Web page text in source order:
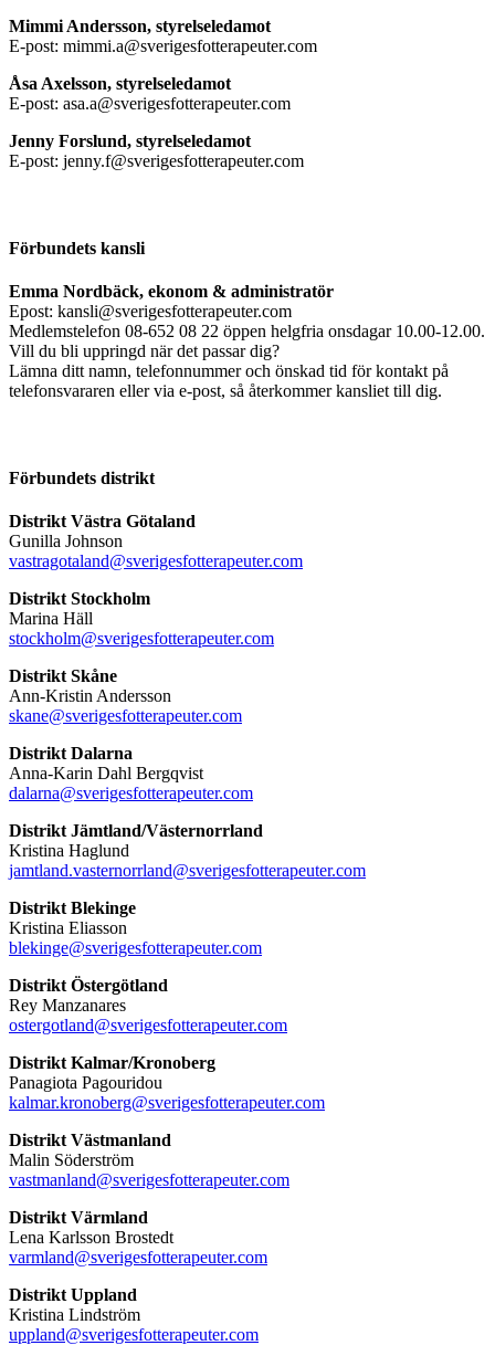
Mimmi Andersson, styrelseledamot
E-post: mimmi.a@sverigesfotterapeuter.com
Åsa Axelsson, styrelseledamot
E-post: asa.a@sverigesfotterapeuter.com
Jenny Forslund, styrelseledamot
E-post: jenny.f@sverigesfotterapeuter.com
Förbundets kansli
Emma Nordbäck, ekonom & administratör
Epost: kansli@sverigesfotterapeuter.com
Medlemstelefon 08-652 08 22 öppen helgfria onsdagar 10.00-12.00.
Vill du bli uppringd när det passar dig?
Lämna ditt namn, telefonnummer och önskad tid för kontakt på
telefonsvararen eller via e-post, så återkommer kansliet till dig.
Förbundets distrikt
Distrikt Västra Götaland
Gunilla Johnson
vastragotaland@sverigesfotterapeuter.com
Distrikt Stockholm
Marina Häll
stockholm@sverigesfotterapeuter.com
Distrikt Skåne
Ann-Kristin Andersson
skane@sverigesfotterapeuter.com
Distrikt Dalarna
Anna-Karin Dahl Bergqvist
dalarna@sverigesfotterapeuter.com
Distrikt Jämtland/Västernorrland
Kristina Haglund
jamtland.vasternorrland@sverigesfotterapeuter.com
Distrikt Blekinge
Kristina Eliasson
blekinge@sverigesfotterapeuter.com
Distrikt Östergötland
Rey Manzanares
ostergotland@sverigesfotterapeuter.com
Distrikt Kalmar/Kronoberg
Panagiota Pagouridou
kalmar.kronoberg@sverigesfotterapeuter.com
Distrikt Västmanland
Malin Söderström
vastmanland@sverigesfotterapeuter.com
Distrikt Värmland
Lena Karlsson Brostedt
varmland@sverigesfotterapeuter.com
Distrikt Uppland
Kristina Lindström
uppland@sverigesfotterapeuter.com